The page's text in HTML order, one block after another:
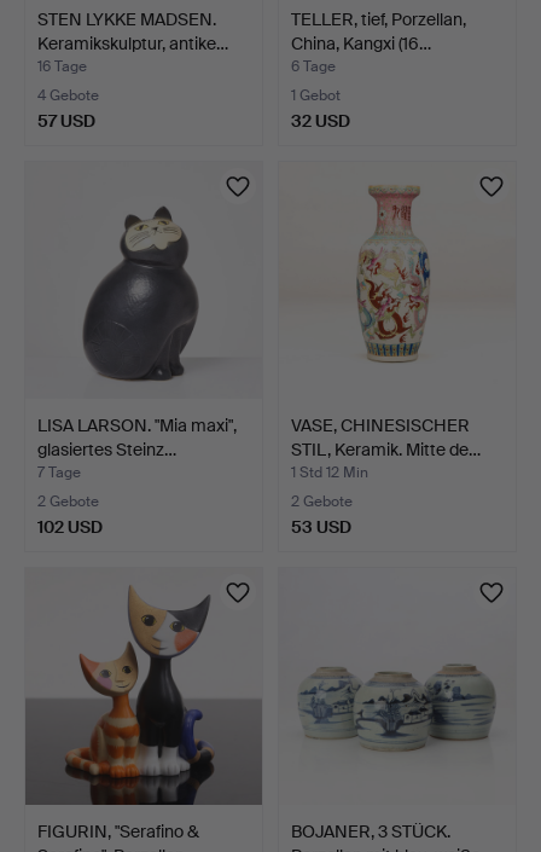
STEN LYKKE MADSEN.
Keramikskulptur, antike…
16 Tage
4 Gebote
57 USD
TELLER, tief, Porzellan,
China, Kangxi (16…
6 Tage
1 Gebot
32 USD
LISA LARSON. "Mia maxi",
glasiertes Steinz…
7 Tage
2 Gebote
102 USD
VASE, CHINESISCHER
STIL, Keramik. Mitte de…
1 Std 12 Min
2 Gebote
53 USD
FIGURIN, "Serafino &
BOJANER, 3 STÜCK.